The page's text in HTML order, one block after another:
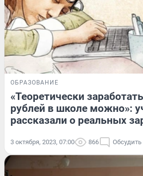
ОБРАЗОВАНИЕ
«Теоретически
рублей в школе можно»:
рассказали о реальных
3 октября, 2023, 07:00 866 Обсудить